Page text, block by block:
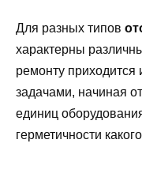
Для разных типов
характерны
ремонту
задачами, начиная
единиц
герметичности